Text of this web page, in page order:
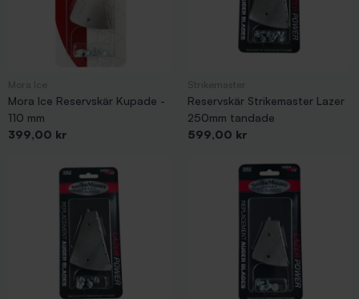
Mora Ice Reservskär Kupade -
110 mm
Pris
399,00 kr
Reservskär Strikemaster Lazer
250mm tandade
Pris
599,00 kr